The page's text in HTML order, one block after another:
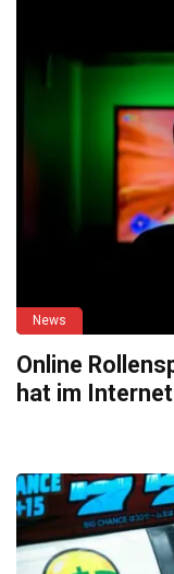
News
Online
hat im